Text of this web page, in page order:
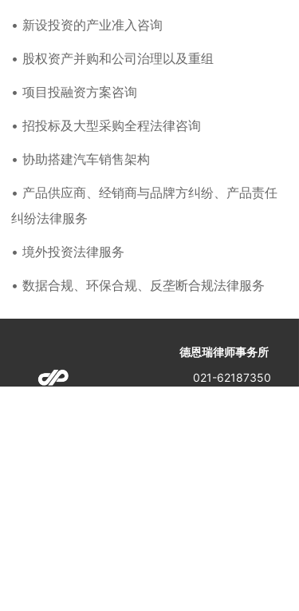
• 新设投资的产业准入咨询
• 股权资产并购和公司治理以及重组
• 项目投融资方案咨询
• 招投标及大型采购全程法律咨询
• 协助搭建汽车销售架构
• 产品供应商、经销商与品牌方纠纷、产品责任
纠纷法律服务
• 境外投资法律服务
• 数据合规、环保合规、反垄断合规法律服务
德恩瑞律师事务所
021-62187350